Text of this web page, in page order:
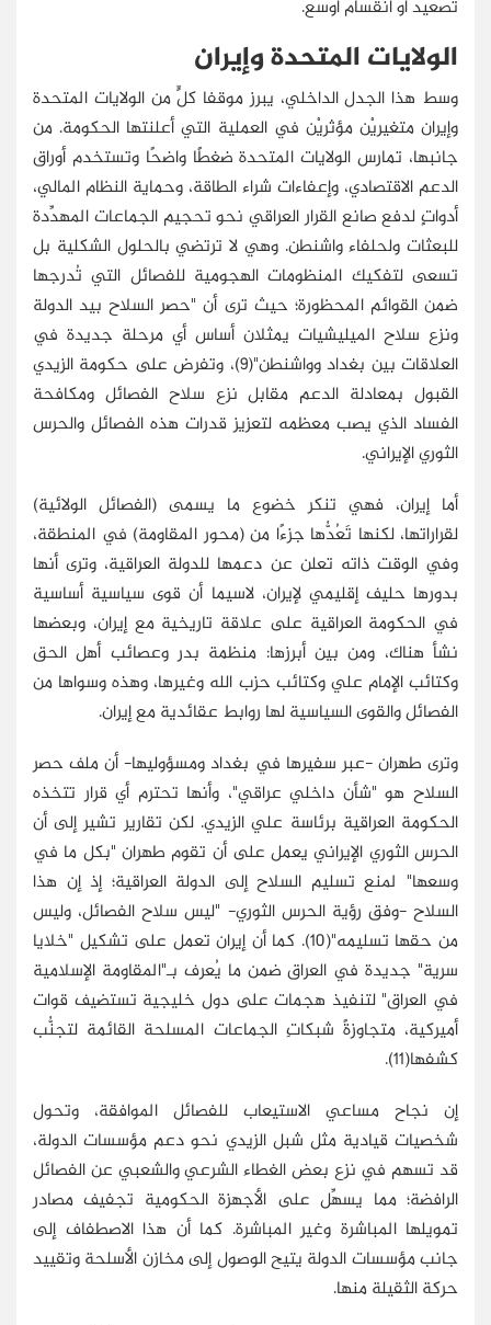
تصعيد أو انقسام أوسع.
الولايات المتحدة وإيران
وسط هذا الجدل الداخلي، يبرز موقفا كلٍّ من الولايات المتحدة
وإيران متغيريْن مؤثريْن في العملية التي أعلنتها الحكومة. من
جانبها، تمارس الولايات المتحدة ضغطًا واضحًا وتستخدم أوراق
الدعم الاقتصادي، وإعفاءات شراء الطاقة، وحماية النظام المالي،
أدواتٍ لدفع صانع القرار العراقي نحو تحجيم الجماعات المهدِّدة
للبعثات ولحلفاء واشنطن. وهي لا ترتضي بالحلول الشكلية بل
تسعى لتفكيك المنظومات الهجومية للفصائل التي تُدرجها
ضمن القوائم المحظورة؛ حيث ترى أن "حصر السلاح بيد الدولة
ونزع سلاح الميليشيات يمثلان أساس أي مرحلة جديدة في
العلاقات بين بغداد وواشنطن"(9)، وتفرض على حكومة الزيدي
القبول بمعادلة الدعم مقابل نزع سلاح الفصائل ومكافحة
الفساد الذي يصب معظمه لتعزيز قدرات هذه الفصائل والحرس
الثوري الإيراني.
أما إيران، فهي تنكر خضوع ما يسمى (الفصائل الولائية)
لقراراتها، لكنها تَعُدُّها جزءًا من (محور المقاومة) في المنطقة،
وفي الوقت ذاته تعلن عن دعمها للدولة العراقية، وترى أنها
بدورها حليف إقليمي لإيران، لاسيما أن قوى سياسية أساسية
في الحكومة العراقية على علاقة تاريخية مع إيران، وبعضها
نشأ هناك، ومن بين أبرزها: منظمة بدر وعصائب أهل الحق
وكتائب الإمام علي وكتائب حزب الله وغيرها، وهذه وسواها من
الفصائل والقوى السياسية لها روابط عقائدية مع إيران.
وترى طهران -عبر سفيرها في بغداد ومسؤوليها- أن ملف حصر
السلاح هو "شأن داخلي عراقي"، وأنها تحترم أي قرار تتخذه
الحكومة العراقية برئاسة علي الزيدي. لكن تقارير تشير إلى أن
الحرس الثوري الإيراني يعمل على أن تقوم طهران "بكل ما في
وسعها" لمنع تسليم السلاح إلى الدولة العراقية؛ إذ إن هذا
السلاح -وفق رؤية الحرس الثوري- "ليس سلاح الفصائل، وليس
من حقها تسليمه"(10). كما أن إيران تعمل على تشكيل "خلايا
سرية" جديدة في العراق ضمن ما يُعرف بـ"المقاومة الإسلامية
في العراق" لتنفيذ هجمات على دول خليجية تستضيف قوات
أميركية، متجاوزةً شبكاتِ الجماعات المسلحة القائمة لتجنُّب
كشفها(11).
إن نجاح مساعي الاستيعاب للفصائل الموافقة، وتحول
شخصيات قيادية مثل شبل الزيدي نحو دعم مؤسسات الدولة،
قد تسهم في نزع بعض الغطاء الشرعي والشعبي عن الفصائل
الرافضة؛ مما يسهِّل على الأجهزة الحكومية تجفيف مصادر
تمويلها المباشرة وغير المباشرة. كما أن هذا الاصطفاف إلى
جانب مؤسسات الدولة يتيح الوصول إلى مخازن الأسلحة وتقييد
حركة الثقيلة منها.